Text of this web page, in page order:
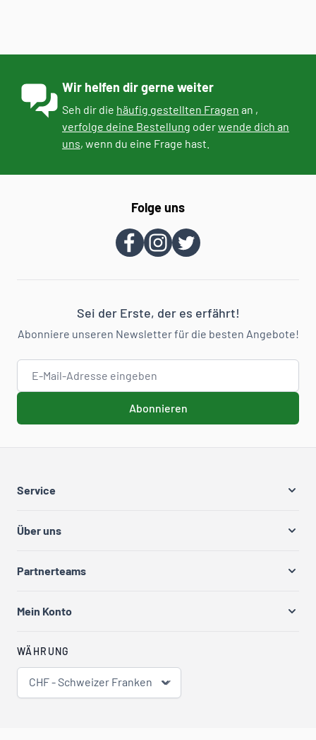
Wir helfen dir gerne weiter
Seh dir die häufig gestellten Fragen an ,
verfolge deine Bestellung oderwende dich an
uns, wenn du eine Frage hast.
Folge uns
Sei der Erste, der es erfährt!
Abonniere unseren Newsletter für die besten Angebote!
E-Mail-Adresse
Abonnieren
Service
Über uns
Partnerteams
Mein Konto
WÄHRUNG
CHF - Schweizer Franken